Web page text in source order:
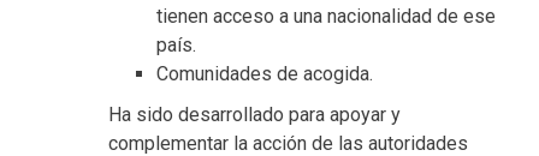
tienen acceso a una nacionalidad de ese
país.
Comunidades de acogida.
Ha sido desarrollado para apoyar y
complementar la acción de las autoridades